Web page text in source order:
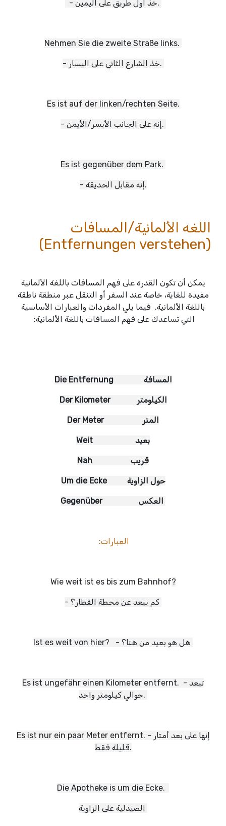
- خذ اول طريق على اليمين.
Nehmen Sie die zweite Straße links.
- خذ الشارع الثاني على اليسار.
Es ist auf der linken/rechten Seite.
- إنه على الجانب الأيسر/الأيمن.
Es ist gegenüber dem Park.
- إنه مقابل الحديقة.
اللغه الألمانية/المسافات
(Entfernungen verstehen)
يمكن أن تكون القدرة على فهم المسافات باللغة الألمانية
مفيدة للغاية، خاصة عند السفر أو التنقل عبر منطقة ناطقة
باللغة الألمانية. فيما يلي المفردات والعبارات الأساسية
التي تساعدك على فهم المسافات باللغة الألمانية:
Die Entfernung المسافة
Der Kilometer الكيلومتر
Der Meter المتر
Weit بعيد
Nah قريب
Um die Ecke حول الزاوية
العبارات:
Wie weit ist es bis zum Bahnhof?
Es ist ungefähr einen Kilometer entfernt. - تبعد
حوالي كيلومتر واحد.
Es ist nur ein paar Meter entfernt. - إنها على بعد أمتار
قليلة فقط.
Die Apotheke is um die Ecke.